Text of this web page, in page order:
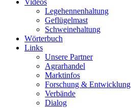
Videos
Legehennenhaltung
Geflügelmast
Schweinehaltung
Wörterbuch
Links
Unsere Partner
Agrarhandel
Marktinfos
Forschung & Entwicklung
Verbände
Dialog